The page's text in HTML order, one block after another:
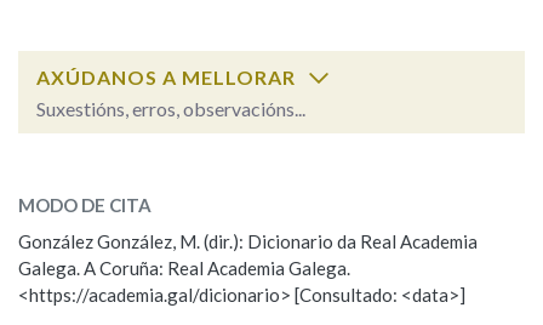
Nos exemplos
Na fraseoloxía
AXÚDANOS A MELLORAR
Suxestións, erros, observacións...
ESCOLLE UNHA OPCIÓN:
Observación Hai un erro na palabra
Propoño mellorar a definición
MODO DE CITA
González González, M. (dir.): Dicionario da Real Academia
Galega. A Coruña: Real Academia Galega.
<https://academia.gal/dicionario> [Consultado: <data>]